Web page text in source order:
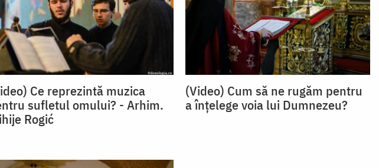
Ce reprezintă muzica
sufletul omului? - Arhim.
Rogić
(Video) Cum să ne rugăm pentru
a înțelege voia lui Dumnezeu?